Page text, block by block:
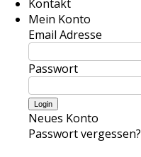
Kontakt
Mein Konto
Email Adresse
Passwort
Neues Konto
Passwort vergessen?